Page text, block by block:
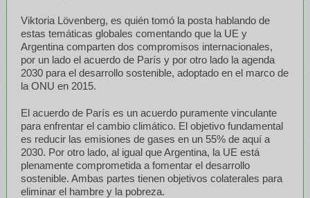
Viktoria Lövenberg, es quién tomó la posta hablando de
estas temáticas globales comentando que la UE y
Argentina comparten dos compromisos internacionales,
por un lado el acuerdo de París y por otro lado la agenda
2030 para el desarrollo sostenible, adoptado en el marco de
la ONU en 2015.
El acuerdo de París es un acuerdo puramente vinculante
para enfrentar el cambio climático. El objetivo fundamental
es reducir las emisiones de gases en un 55% de aquí a
2030. Por otro lado, al igual que Argentina, la UE está
plenamente comprometida a fomentar el desarrollo
sostenible. Ambas partes tienen objetivos colaterales para
eliminar el hambre y la pobreza.